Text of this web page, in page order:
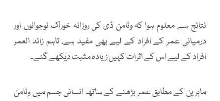
نتائج سے معلوم ہوا کہ وٹامن ڈی کی روزانہ خوراک نوجوانوں اور
درمیانی عمر کے افراد کے لیے بھی مفید ہے، تاہم زائد العمر
افراد کے لیے اس کے اثرات کہیں زیادہ مثبت دیکھے گئے۔
ماہرین کے مطابق عمر بڑھنے کے ساتھ انسانی جسم میں وٹامن